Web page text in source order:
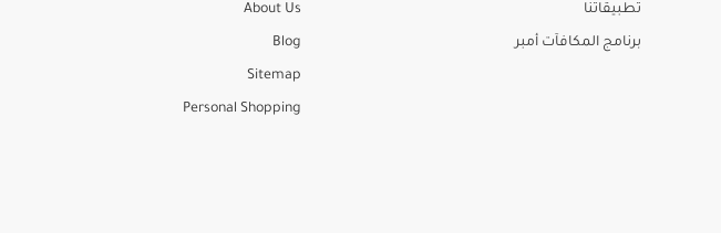
تطبيقاتنا
برنامج المكافآت أمبر
About Us
Blog
Sitemap
Personal Shopping